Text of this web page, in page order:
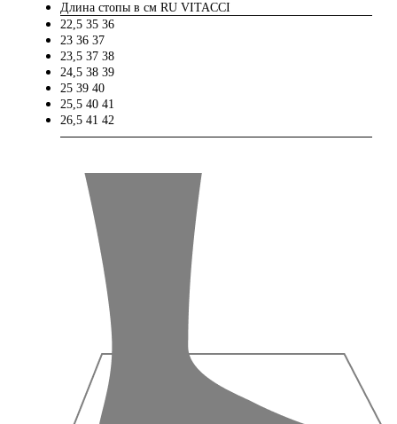
Длина стопы в см RU VITACCI
22,5 35 36
23 36 37
23,5 37 38
24,5 38 39
25 39 40
25,5 40 41
26,5 41 42